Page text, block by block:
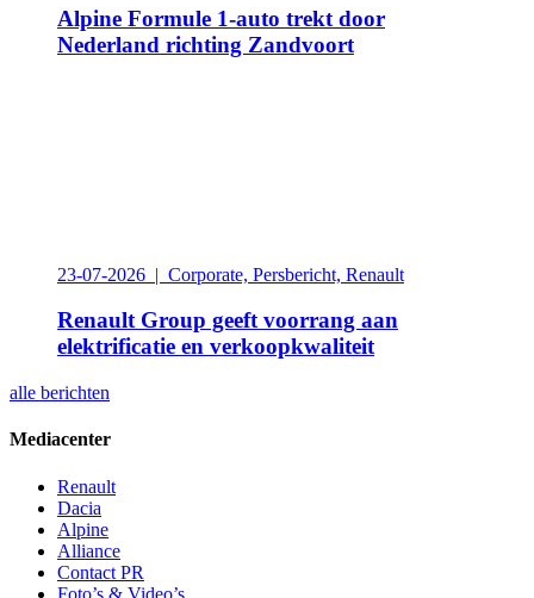
Alpine Formule 1-auto trekt door
Nederland richting Zandvoort
23-07-2026 | Corporate, Persbericht, Renault
Renault Group geeft voorrang aan
elektrificatie en verkoopkwaliteit
alle berichten
Mediacenter
Renault
Dacia
Alpine
Alliance
Contact PR
Foto’s & Video’s